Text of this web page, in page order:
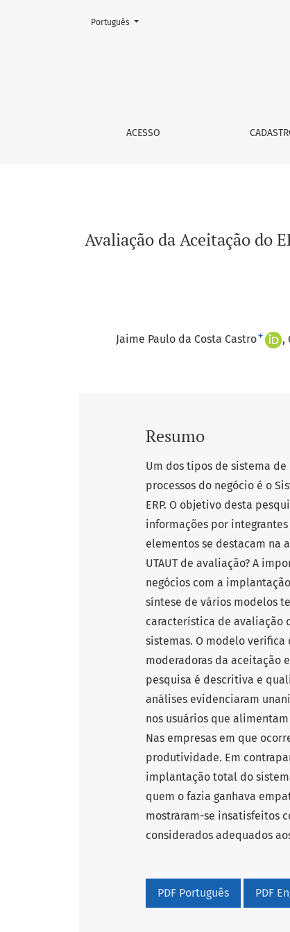
Avaliação da Aceitação do ERP a partir
ACESSO
Mudar o idioma. O atual é:
Português
Avaliação da Aceitação do
Jaime Paulo da Costa Castro+
Resumo
Um dos tipos de sistema
processos do negócio é o
ERP. O objetivo desta
informações por
elementos se destacam na
UTAUT de avaliação? A
negócios com a
síntese de vários modelos
característica de avaliação
sistemas. O modelo
moderadoras da aceitação
pesquisa é descritiva e
análises evidenciaram
nos usuários que
Nas empresas em que
produtividade. Em
implantação total do
quem o fazia ganhava
mostraram-se insatisfeitos
considerados adequados
PDF Português PDF